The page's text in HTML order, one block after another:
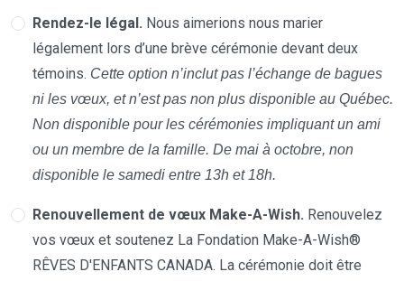
Rendez-le légal. Nous aimerions nous marier
légalement lors d’une brève cérémonie devant deux
témoins. Cette option n’inclut pas l’échange de bagues
ni les vœux, et n’est pas non plus disponible au Québec.
Non disponible pour les cérémonies impliquant un ami
ou un membre de la famille. De mai à octobre, non
disponible le samedi entre 13h et 18h.
Renouvellement de vœux Make-A-Wish. Renouvelez
vos vœux et soutenez La Fondation Make-A-Wish®
RÊVES D'ENFANTS CANADA. La cérémonie doit être